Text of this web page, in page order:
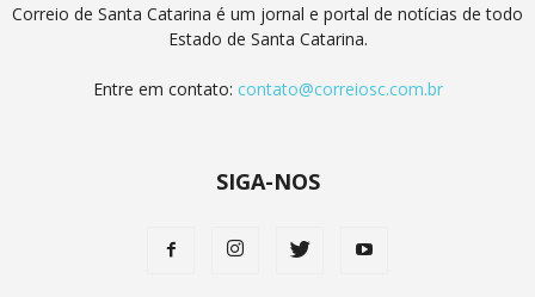
Correio de Santa Catarina é um jornal e portal de notícias de todo
Estado de Santa Catarina.
Entre em contato: contato@correiosc.com.br
SIGA-NOS